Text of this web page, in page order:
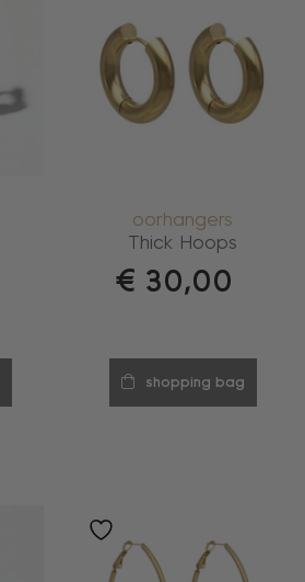
oorhangers
Thick Hoops
€ 30,00
shopping bag